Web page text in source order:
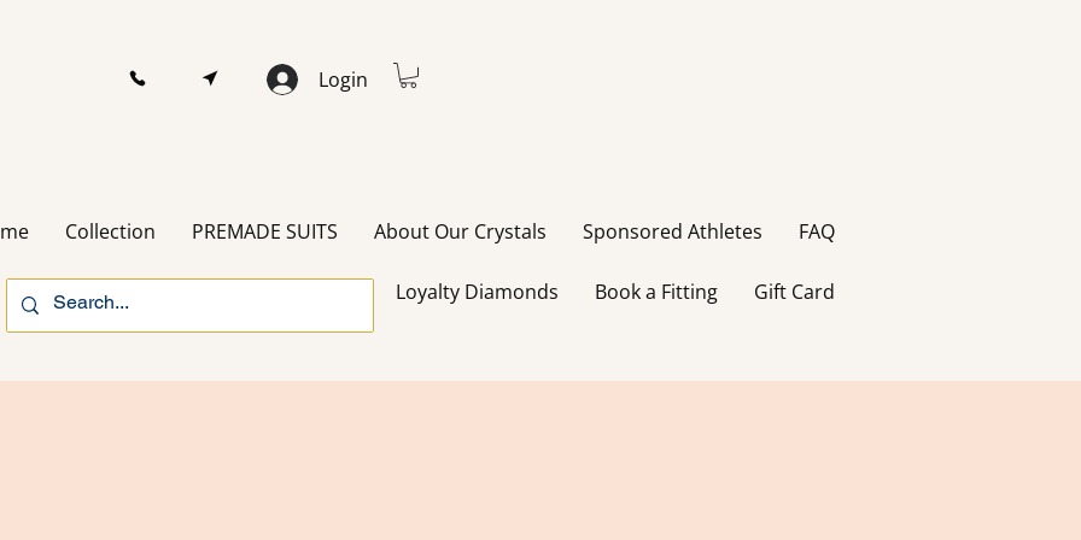
Login
Collection PREMADE SUITS About Our Crystals Sponsored Athletes FAQ
Loyalty Diamonds Book a Fitting Gift Card